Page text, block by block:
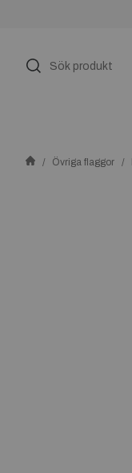
Övriga flaggor